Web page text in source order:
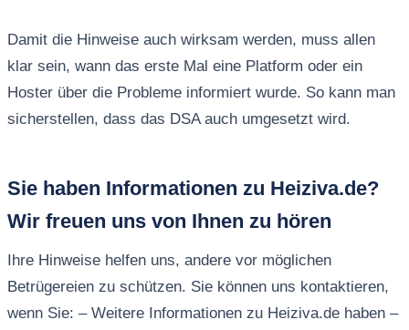
Damit die Hinweise auch wirksam werden, muss allen
klar sein, wann das erste Mal eine Platform oder ein
Hoster über die Probleme informiert wurde. So kann man
sicherstellen, dass das DSA auch umgesetzt wird.
Sie haben Informationen zu Heiziva.de?
Wir freuen uns von Ihnen zu hören
Ihre Hinweise helfen uns, andere vor möglichen
Betrügereien zu schützen. Sie können uns kontaktieren,
wenn Sie: – Weitere Informationen zu Heiziva.de haben –